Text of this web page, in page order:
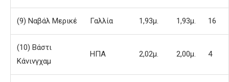
(9) Ναβάλ Μερικέ Γαλλία 1,93μ. 1,93μ. 16
(10) Βάστι
Κάνινγχαμ
ΗΠΑ 2,02μ. 2,00μ. 4